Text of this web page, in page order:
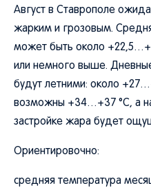
Август в Ставрополе
жарким и грозовым.
может быть около
или немного выше.
будут летними: около
возможны +34…+37 °C, а
застройке жара будет
Ориентировочно:
средняя температура